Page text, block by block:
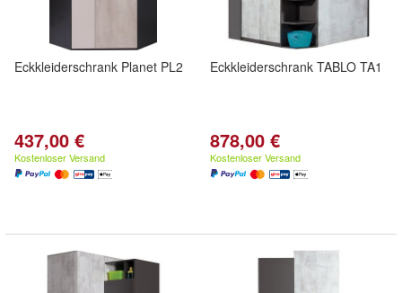
Eckkleiderschrank Planet PL2
437,00 €
Kostenloser Versand
Eckkleiderschrank TABLO TA1
878,00 €
Kostenloser Versand